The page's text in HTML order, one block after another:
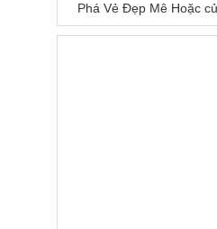
Phá Vẻ Đẹp Mê Hoặc
Nước